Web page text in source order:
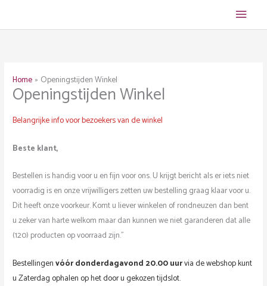
Home Openingstijden Winkel
Openingstijden Winkel
Belangrijke info voor bezoekers van de winkel
Beste klant,
Bestellen is handig voor u en fijn voor ons. U krijgt bericht als er iets niet
voorradig is en onze vrijwilligers zetten uw bestelling graag klaar voor u.
Dit heeft onze voorkeur. Komt u liever winkelen of rondneuzen dan bent
u zeker van harte welkom maar dan kunnen we niet garanderen dat alle
(120) producten op voorraad zijn.”
Bestellingenvóór donderdagavond 20.00 uurvia de webshop kunt
u Zaterdag ophalen op het door u gekozen tijdslot.